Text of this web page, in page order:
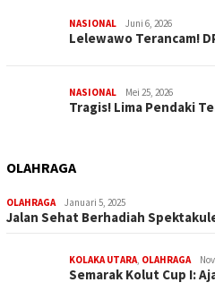
NASIONAL Juni 6, 2026
Lelewawo Terancam!
NASIONAL Mei 25, 2026
Tragis! Lima Pendaki
OLAHRAGA
OLAHRAGA Januari 5, 2025
Jalan Sehat Berhadiah
KOLAKA UTARA, OLAHRAGA
Semarak Kolut Cup I: